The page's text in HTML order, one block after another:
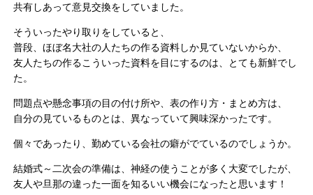
共有しあって意見交換をしていました。
そういったやり取りをしていると、
普段、ほぼ名大社の人たちの作る資料しか見ていないからか、
友人たちの作るこういった資料を目にするのは、とても新鮮でし
た。
問題点や懸念事項の目の付け所や、表の作り方・まとめ方は、
自分の見ているものとは、異なっていて興味深かったです。
個々であったり、勤めている会社の癖がでているのでしょうか。
結婚式～二次会の準備は、神経の使うことが多く大変でしたが、
友人や旦那の違った一面を知るいい機会になったと思います！